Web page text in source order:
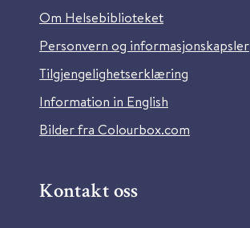
Om Helsebiblioteket
Personvern og informasjonskapsler
Tilgjengelighetserklæring
Information in English
Bilder fra Colourbox.com
Kontakt oss